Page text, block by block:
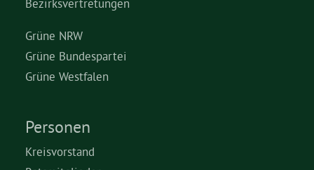
Bezirksvertretungen
Grüne NRW
Grüne Bundespartei
Grüne Westfalen
Personen
Kreisvorstand